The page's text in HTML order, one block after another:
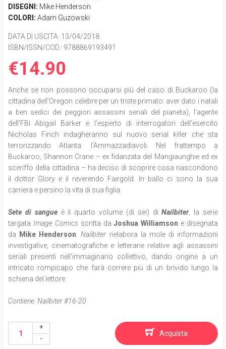
DISEGNI: Mike Henderson
COLORI: Adam Guzowski
DATA DI USCITA: 13/04/2018
ISBN/ISSN/COD.: 9788869193491
€14.90
Anche se non possono occuparsi più del caso di Buckaroo (la
cittadina dell’Oregon celebre per un triste primato: aver dato i natali
a ben sedici dei peggiori assassini seriali del pianeta), l’agente
dell’FBI Abigail Barker e l’esperto di interrogatori dell’esercito
Nicholas Finch indagheranno sul nuovo serial killer che sta
terrorizzando Atlanta: l’Ammazzadiavoli. Nel frattempo a
Buckaroo, Shannon Crane – ex fidanzata del Mangiaunghie ed ex
sceriffo della cittadina – ha deciso di scoprire cosa nascondono
il dottor Glory e il reverendo Fairgold. In ballo ci sono la sua
carriera e persino la vita di sua figlia.
Sete di sangueè il quarto volume (di sei) diNailbiter, la serie
targata Image Comicsscritta daJoshua Williamson e disegnata
da
Mike Henderson .Nailbiter rielabora la mole di informazioni
investigative, cinematografiche e letterarie relative agli assassini
seriali presenti nell'immaginario collettivo, dando origine a un
intricato rompicapo che farà correre più di un brivido lungo la
schiena del lettore.
Contiene: Nailbiter #16-20
Acquista